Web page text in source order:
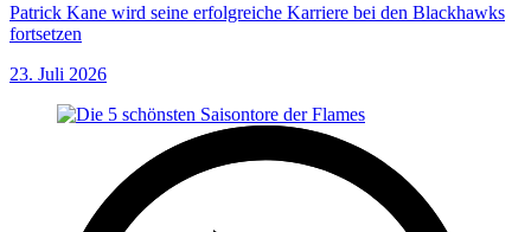
Patrick Kane wird seine erfolgreiche Karriere bei den Blackhawks
fortsetzen
23. Juli 2026